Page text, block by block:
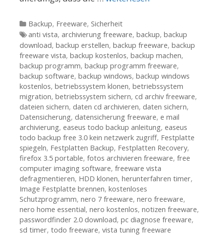
Kategorien
Backup, Freeware, Sicherheit
Tags
anti vista, archivierung freeware, backup, backup
download, backup erstellen, backup freeware, backup
freeware vista, backup kostenlos, backup machen,
backup programm, backup programm freeware,
backup software, backup windows, backup windows
kostenlos, betriebssystem klonen, betriebssystem
migration, betriebssystem sichern, cd archiv freeware,
dateien sichern, daten cd archivieren, daten sichern,
Datensicherung, datensicherung freeware, e mail
archivierung, easeus todo backup anleitung, easeus
todo backup free 3.0 kein netzwerk zugriff, Festplatte
spiegeln, Festplatten Backup, Festplatten Recovery,
firefox 3.5 portable, fotos archivieren freeware, free
computer imaging software, freeware vista
defragmentieren, HDD klonen, herunterfahren timer,
Image Festplatte brennen, kostenloses
Schutzprogramm, nero 7 freeware, nero freeware,
nero home essential, nero kostenlos, notizen freeware,
passwordfinder 2.0 download, pc diagnose freeware,
sd timer, todo freeware, vista tuning freeware